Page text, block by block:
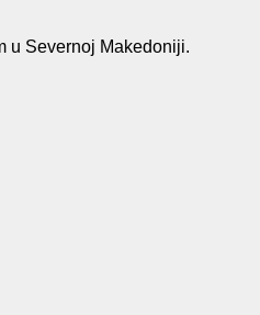
u Severnoj Makedoniji.